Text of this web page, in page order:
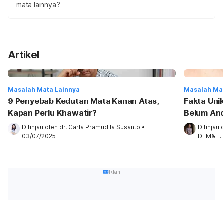
mata lainnya?
Artikel
Masalah Mata Lainnya
9 Penyebab Kedutan Mata Kanan Atas,
Kapan Perlu Khawatir?
Ditinjau oleh dr. Carla Pramudita Susanto •
03/07/2025
Masalah
Fakta
Belum
Ditinjau
DTM&H.
Iklan